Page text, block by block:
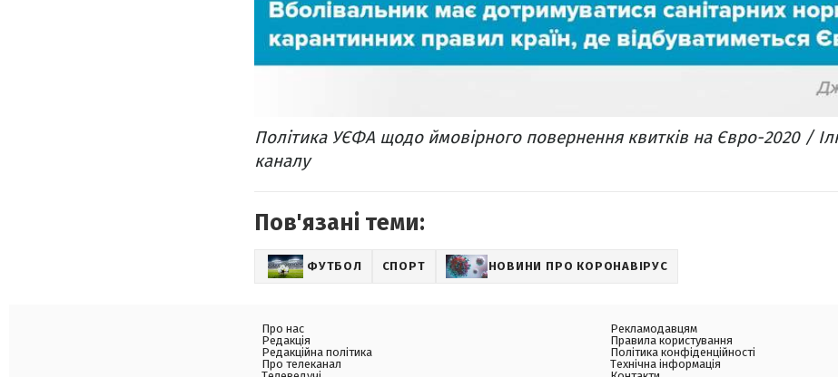
Політика УЄФА щодо ймовірного повернення квитків на Євро-2020 /
каналу
Пов'язані теми:
ФУТБОЛ СПОРТ НОВИНИ ПРО КОРОНАВІРУС
Про нас
Редакція
Редакційна політика
Про телеканал
Рекламодавцям
Правила користування
Політика конфіденційності
Технічна інформація